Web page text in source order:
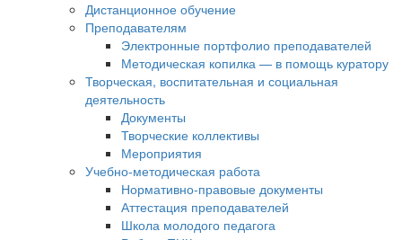
Дистанционное обучение
Преподавателям
Электронные портфолио преподавателей
Методическая копилка — в помощь куратору
Творческая, воспитательная и социальная
деятельность
Документы
Творческие коллективы
Мероприятия
Учебно-методическая работа
Нормативно-правовые документы
Аттестация преподавателей
Школа молодого педагога